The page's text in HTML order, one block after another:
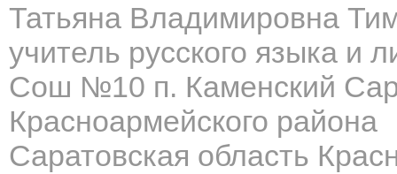
Татьяна Владимировна
учитель русского языка и
Сош №10 п. Каменский
Красноармейского района
Саратовская область